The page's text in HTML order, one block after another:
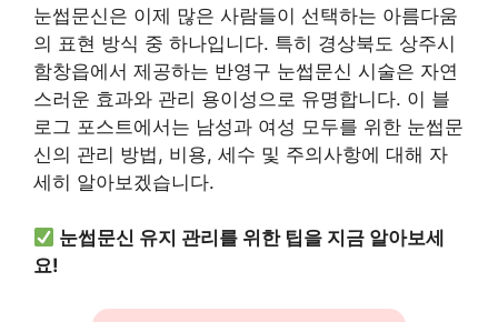
눈썹문신은 이제 많은 사람들이 선택하는 아름다움
의 표현 방식 중 하나입니다. 특히 경상북도 상주시
함창읍에서 제공하는 반영구 눈썹문신 시술은 자연
스러운 효과와 관리 용이성으로 유명합니다. 이 블
로그 포스트에서는 남성과 여성 모두를 위한 눈썹문
신의 관리 방법, 비용, 세수 및 주의사항에 대해 자
세히 알아보겠습니다.
눈썹문신 유지 관리를 위한 팁을 지금 알아보세
요!